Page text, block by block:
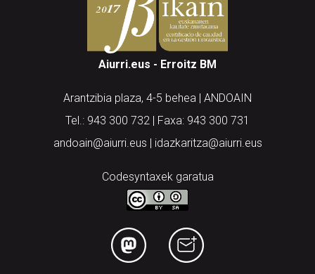
Aiurri.eus - Erroitz BM
Arantzibia plaza, 4-5 behea | ANDOAIN
Tel.: 943 300 732 | Faxa: 943 300 731
andoain@aiurri.eus | idazkaritza@aiurri.eus
Codesyntaxek garatua